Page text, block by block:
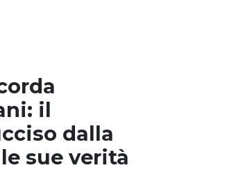
il
dalla
sue verità